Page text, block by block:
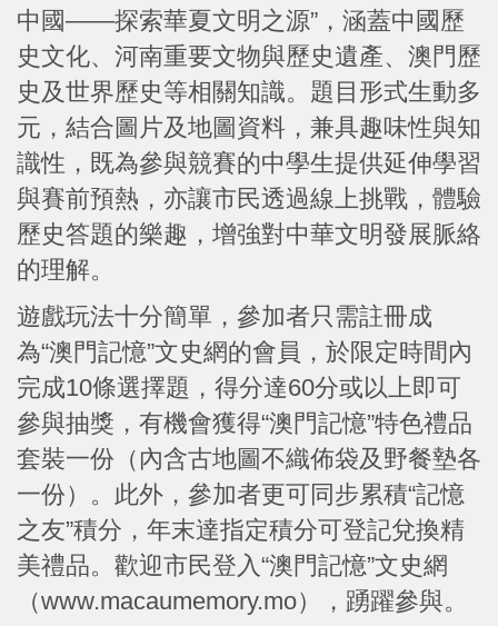
中國——探索華夏文明之源”，涵蓋中國歷
史文化、河南重要文物與歷史遺產、澳門歷
史及世界歷史等相關知識。題目形式生動多
元，結合圖片及地圖資料，兼具趣味性與知
識性，既為參與競賽的中學生提供延伸學習
與賽前預熱，亦讓市民透過線上挑戰，體驗
歷史答題的樂趣，增強對中華文明發展脈絡
的理解。
遊戲玩法十分簡單，參加者只需註冊成
為“澳門記憶”文史網的會員，於限定時間內
完成10條選擇題，得分達60分或以上即可
參與抽獎，有機會獲得“澳門記憶”特色禮品
套裝一份（內含古地圖不織佈袋及野餐墊各
一份）。此外，參加者更可同步累積“記憶
之友”積分，年末達指定積分可登記兌換精
美禮品。歡迎市民登入“澳門記憶”文史網
（www.macaumemory.mo），踴躍參與。